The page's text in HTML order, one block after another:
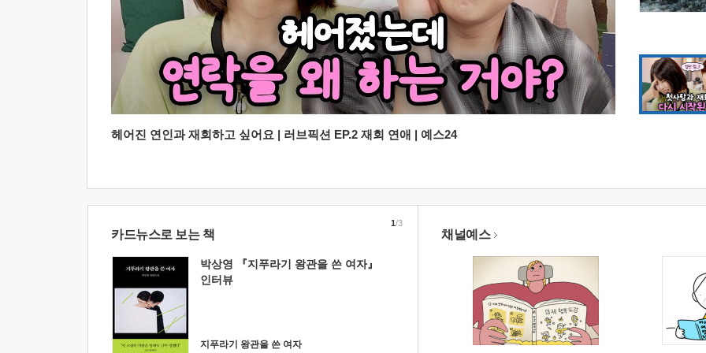
헤어진 연인과 재회하고 싶어요 | 러브픽션 EP.2 재회 연애 | 예스24
카드뉴스로 보는 책
박상영 『지푸라기 왕관을 쓴 여자』
인터뷰
지푸라기 왕관을 쓴 여자
1/3
채널예스